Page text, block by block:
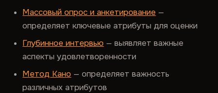
Массовый опрос и анкетирование —
определяет ключевые атрибуты для оценки
Глубинное интервью — выявляет важные
аспекты удовлетворенности
Метод Кано — определяет важность
различных атрибутов